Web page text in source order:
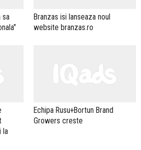
sa
Branzas isi lanseaza noul
website branzas.ro
la
Echipa Rusu+Bortun Brand
Growers creste